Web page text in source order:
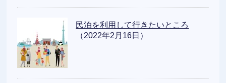
民泊を利用して行きたいところ
（2022年2月16日）